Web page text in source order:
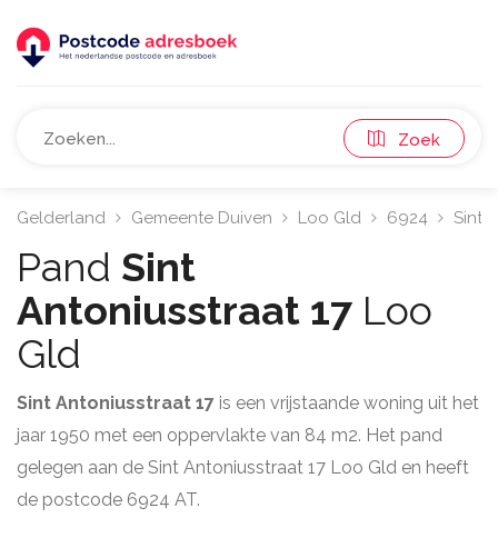
Zoek
Gelderland Gemeente Duiven Loo Gld 6924 Sint
Pand Sint
Antoniusstraat 17 Loo
Gld
Sint Antoniusstraat 17 is een vrijstaande woning uit het
jaar 1950 met een oppervlakte van 84 m2. Het pand
gelegen aan de Sint Antoniusstraat 17 Loo Gld en heeft
de postcode 6924 AT.